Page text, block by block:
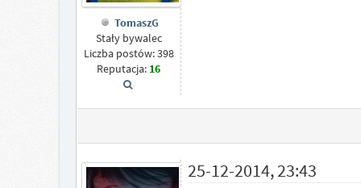
TomaszG
Stały bywalec
Liczba postów: 398
Reputacja: 16
25-12-2014, 23:43